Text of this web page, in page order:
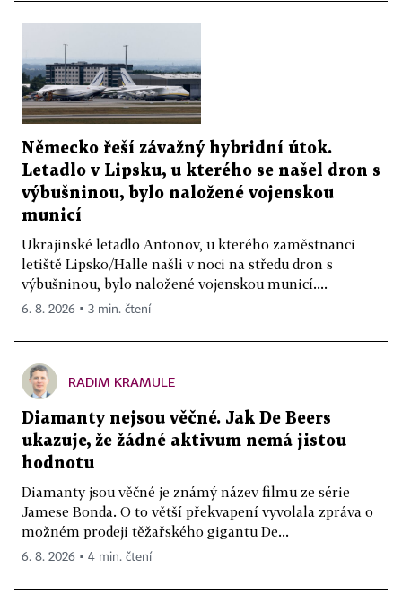
Německo řeší závažný hybridní útok.
Letadlo v Lipsku, u kterého se našel dron s
výbušninou, bylo naložené vojenskou
municí
Ukrajinské letadlo Antonov, u kterého zaměstnanci
letiště Lipsko/Halle našli v noci na středu dron s
výbušninou, bylo naložené vojenskou municí....
6. 8. 2026 ▪ 3 min. čtení
RADIM KRAMULE
Diamanty nejsou věčné. Jak De Beers
ukazuje, že žádné aktivum nemá jistou
hodnotu
Diamanty jsou věčné je známý název filmu ze série
Jamese Bonda. O to větší překvapení vyvolala zpráva o
možném prodeji těžařského gigantu De...
6. 8. 2026 ▪ 4 min. čtení